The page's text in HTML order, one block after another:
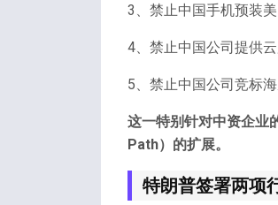
3、禁止中国手机预装美
4、禁止中国公司提供
5、禁止中国公司竞标海
这一特别针对中资企业
Path）的扩展。
特朗普签署两项